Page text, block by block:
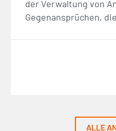
der Verwaltung von
Gegenansprüchen,
ALLE